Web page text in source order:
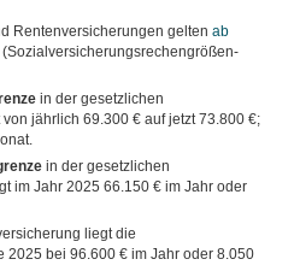
Rentenversicherungen gelten ab
(Sozialversicherungsrechengrößen-
in der gesetzlichen
jährlich 69.300 € auf jetzt 73.800 €;
in der gesetzlichen
im Jahr 2025 66.150 € im Jahr oder
liegt die
2025 bei 96.600 € im Jahr oder 8.050